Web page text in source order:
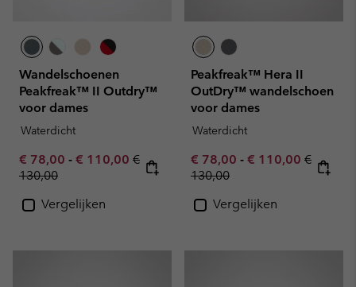
Wandelschoenen
Peakfreak™ II Outdry™
voor dames
Waterdicht
Minimum sale price:
€ 78,00 - Maximum sale price:
€ 110,00 Regular price:
€
130,00
Vergelijken
Peakfreak™ Hera II
OutDry™ wandelschoen
voor dames
Waterdicht
Minimum sale price:
€ 78,00 - Maximum sale
€ 110,00 Regular
€
130,00
Vergelijken